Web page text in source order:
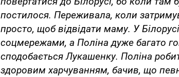
постилося. Переживала, коли
просто, щоб відвідати маму. У
соцмережами, а Поліна дуже багато
сподобається Лукашенку. Поліна
здоровим харчуванням, бачив, що